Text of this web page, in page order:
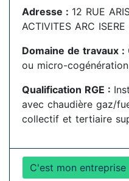
Adresse : 12 RUE
ACTIVITES ARC
Domaine de travaux :
ou micro-
Qualification RGE :
avec chaudière gaz/
collectif et tertiaire
C'est mon entreprise